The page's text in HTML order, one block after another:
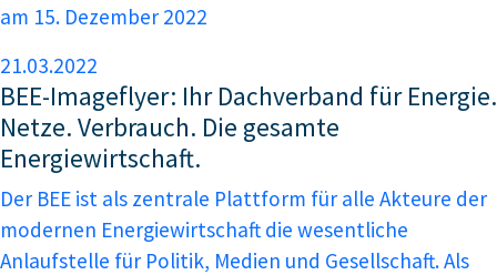
am 15. Dezember 2022
21.03.2022
BEE-Imageflyer: Ihr Dachverband für Energie.
Netze. Verbrauch. Die gesamte
Energiewirtschaft.
Der BEE ist als zentrale Plattform für alle Akteure der
modernen Energiewirtschaft die wesentliche
Anlaufstelle für Politik, Medien und Gesellschaft. Als